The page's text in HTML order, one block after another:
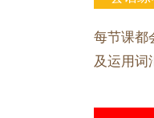
每节课都
及运用词